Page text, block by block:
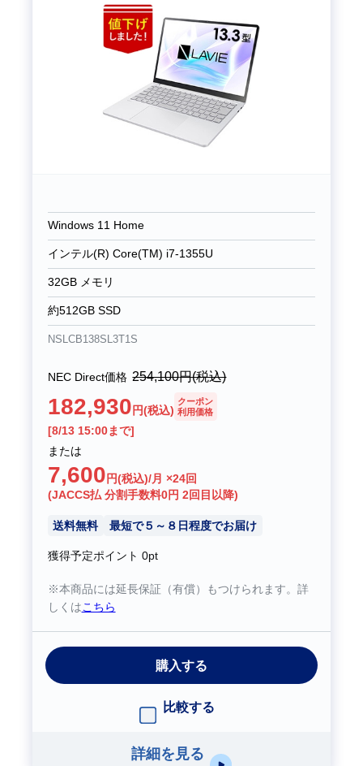
Windows 11 Home
インテル(R) Core(TM) i7-1355U
32GB メモリ
約512GB SSD
NSLCB138SL3T1S
NEC Direct価格 254,100円(税込)
182,930 円(税込)
クーポン
利用価格
[8/13 15:00まで]
または
7,600 円(税込)/月 ×24回
(JACCS払 分割手数料0円 2回目以降)
送料無料 最短で５～８日程度でお届け
獲得予定ポイント 0pt
※本商品には延長保証（有償）もつけられます。詳
しくは こちら
購入する
比較する
詳細を見る